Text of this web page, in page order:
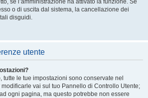
se l’amministrazione ha attivato la funzione. Se
o di uscita dal sistema, la cancellazione dei
disguidi.
utente
tutte le tue impostazioni sono conservate nel
vai sul tuo Pannello di Controllo Utente;
ogni pagina, ma questo potrebbe non essere